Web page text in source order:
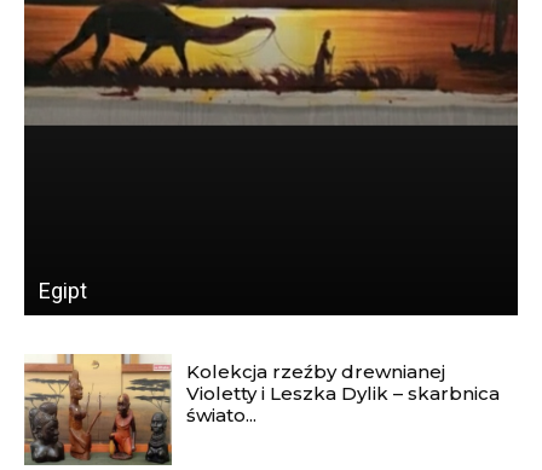
Senegal
Kolekcja rzeźby drewnianej
Violetty i Leszka Dylik – skarbnica
świato...